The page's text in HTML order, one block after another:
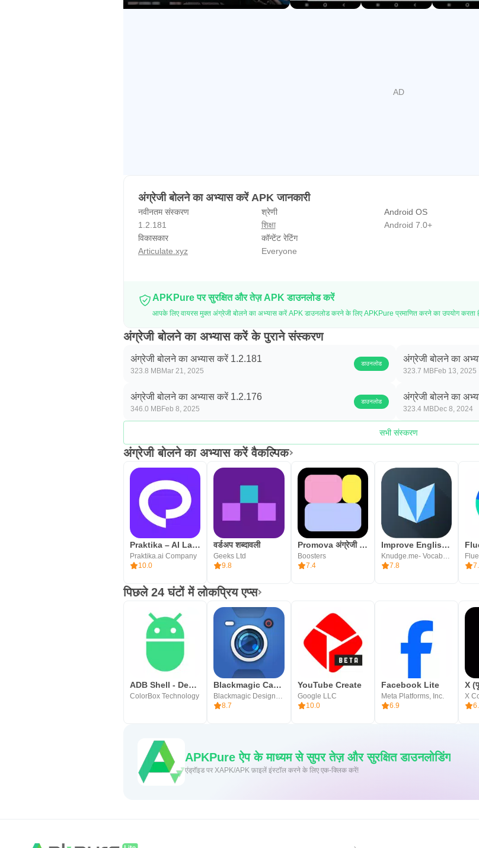
अंग्रेजी बोलने का अभ्यास करें APK जानकारी
नवीनतम संस्करण
1.2.181
श्रेणी
शिक्षा
Android OS
Android 7.0+
विकासकार
Articulate.xyz
कॉन्टेंट रेटिंग
Everyone
APKPure पर सुरक्षित और तेज़ APK डाउनलोड करें
आपके लिए वायरस मुक्त अंग्रेजी बोलने का अभ्यास करें APK डाउनलोड करने के लिए APKPure प्रमाणित करने का उपयोग करता
अंग्रेजी बोलने का अभ्यास करें के पुराने संस्करण
अंग्रेजी बोलने का अभ्यास करें 1.2.181
323.8 MBMar 21, 2025
डाउनलोड अंग्रेजी बोलने का
323.7 MBFeb 13, 2025
अंग्रेजी बोलने का अभ्यास करें 1.2.176
346.0 MBFeb 8, 2025
डाउनलोड अंग्रेजी बोलने का
323.4 MBDec 8, 2024
सभी संस्करण
अंग्रेजी बोलने का अभ्यास करें वैकल्पिक
Praktika – AI Language Tutor
Praktika.ai Company
10.0
वर्डअप शब्दावली
Geeks Ltd
9.8
Promova अंग्रेजी भाषा सीखना
Boosters
7.4
Improve English-Vocab, Grammar
Knudge.me- Vocabulary Builder & Grammar Apps
7.8
पिछले 24 घंटों में लोकप्रिय एप्स
ADB Shell - Debug Toolbox
ColorBox Technology
Blackmagic Camera
8.7
YouTube Create
Google LLC
10.0
Facebook Lite
Meta Platforms, Inc.
6.9
X
X
APKPure ऐप के माध्यम से सुपर तेज़ और सुरक्षित डाउनलोडिंग
एंड्रॉइड पर XAPK/APK फ़ाइलें इंस्टॉल करने के लिए एक-क्लिक करें!